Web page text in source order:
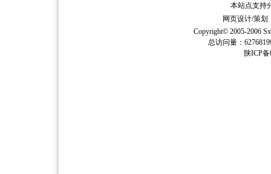
本站点支持
网页设计/策
Copyright© 2005-2006
总访问量：
陕ICP备